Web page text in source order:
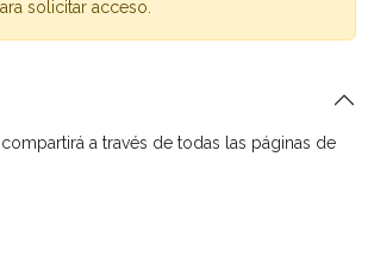
solicitar acceso.
a través de todas las páginas de